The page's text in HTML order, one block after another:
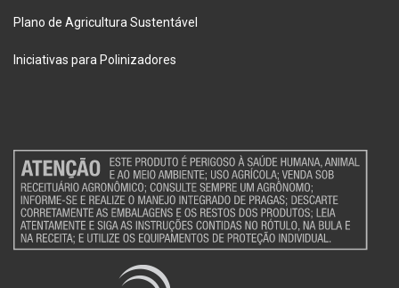
Plano de Agricultura Sustentável
Iniciativas para Polinizadores